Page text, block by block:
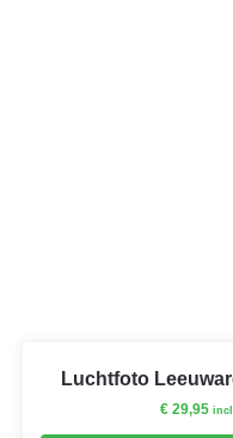
Luchtfoto
€ 29,95